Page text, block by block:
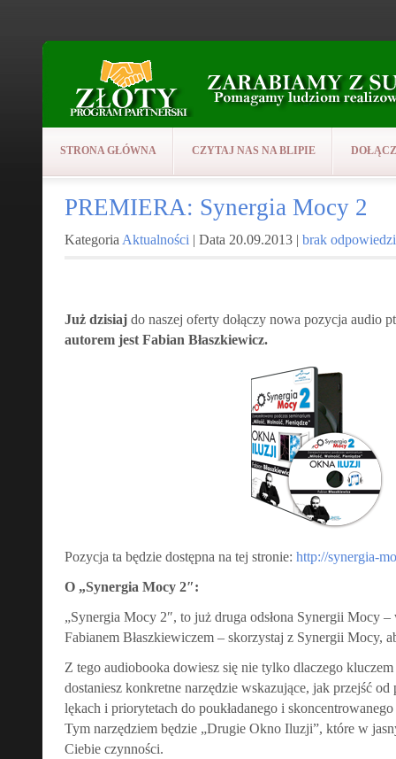
STRONA GŁÓWNA CZYTAJ NAS NA BLIPIE
PREMIERA: Synergia Mocy 2
Kategoria Aktualności | Data 20.09.2013 | brak odpowiedzi
Już dzisiaj do naszej oferty dołączy nowa pozycja audio
autorem jest Fabian Błaszkiewicz.
Pozycja ta będzie dostępna na tej stronie: http://synergia-
O „Synergia Mocy 2″:
„Synergia Mocy 2″, to już druga odsłona Synergii Mocy
Fabianem Błaszkiewiczem – skorzystaj z Synergii Mocy,
Z tego audiobooka dowiesz się nie tylko dlaczego kluczem
dostaniesz konkretne narzędzie wskazujące, jak przejść
lękach i priorytetach do poukładanego i
Tym narzędziem będzie „Drugie Okno Iluzji”, które w
Ciebie czynności.